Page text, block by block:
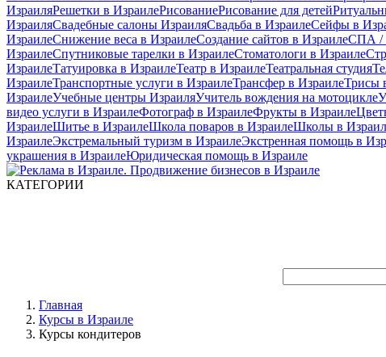
ИзраиляРешетки в ИзраилеРисованиеРисование для детей
ИзраиляСвадебные салоны ИзраиляСвадьба в ИзраилеСейфы в
ИзраилеСнижение веса в ИзраилеСоздание сайтов в ИзраилеСПА /
ИзраилеСпутниковые тарелки в ИзраилеСтоматологи в Израиле
ИзраилеТатуировка в ИзраилеТеатр в ИзраилеТеатральная студия
ИзраилеТранспортные услуги в ИзраилеТрансфер в ИзраилеТрисы
ИзраилеУчебные центры ИзраиляУчитель вождения на мотоцикле
видео услуги в ИзраилеФотограф в ИзраилеФрукты в Израиле
ИзраилеШитье в ИзраилеШкола поваров в ИзраилеШколы в
ИзраилеЭкстремальный туризм в ИзраилеЭкстренная помощь в
украшения в ИзраилеЮридическая помощь в Израиле
КАТЕГОРИИ
Главная
Курсы в Израиле
Курсы кондитеров